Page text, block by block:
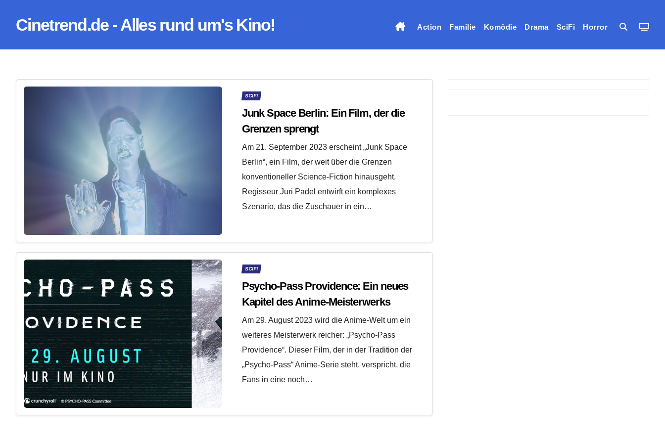
InhaltCinetrend.de - Alles rund um's Kino! Action Familie Komödie Drama SciFi Horror
SCIFI
Junk Space Berlin: Ein Film, der die
Grenzen sprengt
Am 21. September 2023 erscheint „Junk Space
Berlin“, ein Film, der weit über die Grenzen
konventioneller Science-Fiction hinausgeht.
Regisseur Juri Padel entwirft ein komplexes
Szenario, das die Zuschauer in ein…
SCIFI
Psycho-Pass Providence: Ein neues
Kapitel des Anime-Meisterwerks
Am 29. August 2023 wird die Anime-Welt um ein
weiteres Meisterwerk reicher: „Psycho-Pass
Providence“. Dieser Film, der in der Tradition der
„Psycho-Pass“ Anime-Serie steht, verspricht, die
Fans in eine noch…